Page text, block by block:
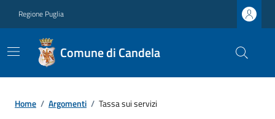
Regione Puglia
Comune di Candela
Home / Argomenti / Tassa sui servizi